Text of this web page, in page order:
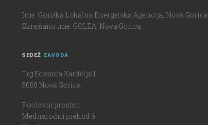
Ime: Goriška Lokalna Energetska Agencija, Nova Gorica
Skrajšano ime: GOLEA, Nova Gorica
SEDEŽ ZAVODA
Trg Edvarda Kardelja 1
5000 Nova Gorica
Poslovni prostori:
Mednarodni prehod 6